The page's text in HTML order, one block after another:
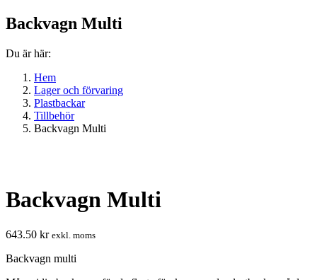
Backvagn Multi
Du är här:
Hem
Lager och förvaring
Plastbackar
Tillbehör
Backvagn Multi
Backvagn Multi
643.50 kr exkl. moms
Backvagn multi